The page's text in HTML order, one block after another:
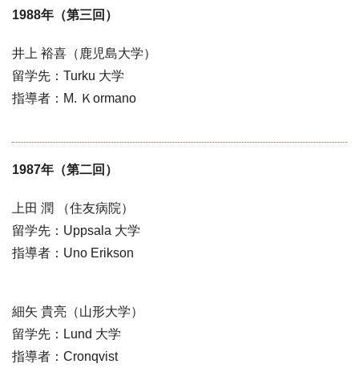
1988年（第三回）
井上 裕喜（鹿児島大学）
留学先：Turku 大学
指導者：M. Ｋormano
1987年（第二回）
上田 潤 （住友病院）
留学先：Uppsala 大学
指導者：Uno Erikson
細矢 貴亮（山形大学）
留学先：Lund 大学
指導者：Cronqvist